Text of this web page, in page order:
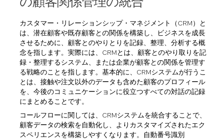
カスタマー・リレーションシップ・マネジメント（CRM）と
は、潜在顧客や既存顧客との関係を構築し、ビジネスを成長
させるために、顧客とのやりとりを記録、整理、分析する概
念を指します。実際には、CRMとは、顧客とのやり取りを記
録・整理するシステム、または企業が顧客との関係を管理す
る戦略のことを指します。基本的に、CRMシステムが行うこ
とは、接触や注文以外のデータも含めた顧客のプロフィール
を、今後のコミュニケーションに役立つすべての対話の記録
にまとめることです。
コールフローに関しては、CRMシステムを統合することで、
顧客データの検索を自動化し、よりカスタマイズされたエク
スペリエンスを構築しやすくなります。自動番号識別